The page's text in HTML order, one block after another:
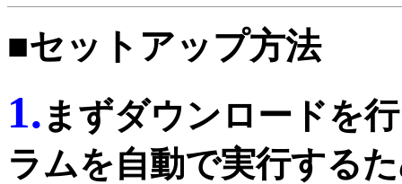
■セットアップ方法
1. まずダウンロードを
ラムを自動で実行する